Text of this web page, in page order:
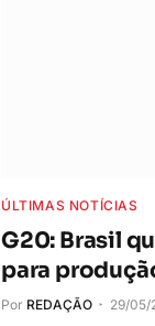
ÚLTIMAS NOTÍCIAS
G20: Brasil
para
Por REDAÇÃO 29/05/